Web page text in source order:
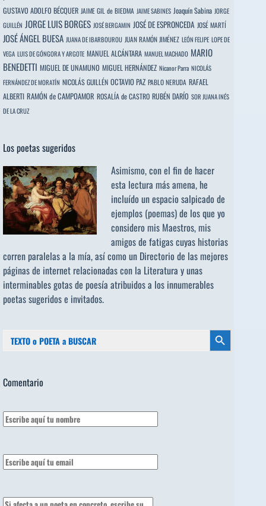
GUSTAVO ADOLFO BÉCQUER JAIME GIL de BIEDMA JAIME SABINES Joaquín Sabina JORGE
GUILLÉN JORGE LUIS BORGES JOSÉ BERGAMIN JOSÉ DE ESPRONCEDA JOSÉ MARTÍ
JOSÉ ÁNGEL BUESA JUANA DE IBARBOUROU JUAN RAMÓN JIMÉNEZ LEÓN FELIPE LOPE DE
VEGA LUIS DE GÓNGORA Y ARGOTE MANUEL ALCÁNTARA MANUEL MACHADO MARIO
BENEDETTI MIGUEL DE UNAMUNO MIGUEL HERNÁNDEZ Nicanor Parra NICOLÁS
FERNÁNDEZ DE MORATÍN NICOLÁS GUILLÉN OCTAVIO PAZ PABLO NERUDA RAFAEL
ALBERTI RAMÓN de CAMPOAMOR ROSALÍA de CASTRO RUBÉN DARÍO SOR JUANA INÉS
DE LA CRUZ
Los poetas sugeridos
Asimismo, con el fin de hacer
esta lectura más amena, he
incluído un espacio salpicado de
ejemplos (poemas) de los que yo
considero mis Maestros, mis
amigos de fatigas cuyas historias
corren paralelas a la mía, así como un Directorio de las mejores
páginas de internet relacionadas con la Literatura y unas
interminables gotas de poesía atribuidos a los innumerables
poetas sugeridose invitados.
Botón de búsqueda
Comentario